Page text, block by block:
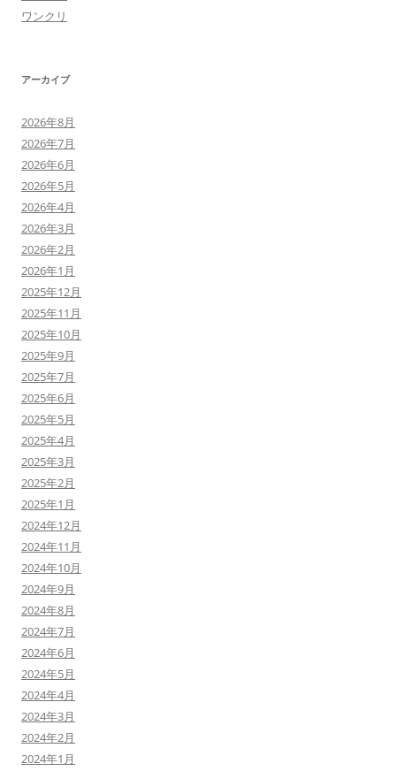
ワンクリ
アーカイブ
2026年8月
2026年7月
2026年6月
2026年5月
2026年4月
2026年3月
2026年2月
2026年1月
2025年12月
2025年11月
2025年10月
2025年9月
2025年7月
2025年6月
2025年5月
2025年4月
2025年3月
2025年2月
2025年1月
2024年12月
2024年11月
2024年10月
2024年9月
2024年8月
2024年7月
2024年6月
2024年5月
2024年4月
2024年3月
2024年2月
2024年1月